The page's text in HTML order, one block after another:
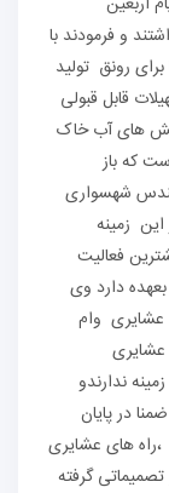
و فرمودند با
بانک ها برای رونق تولید
قابل قبولی
بخش های آب خاک
که باز
مهندس شهسواری
زمینه
فعالیت
دارد وی
عشایری وام
عشایری
ندارندو
در پایان
های عشایری
گرفته